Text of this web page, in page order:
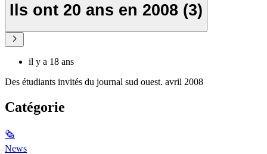
Ils ont 20 ans en 2008 (3)
il y a 18 ans
Des étudiants invités du journal sud ouest. avril 2008
Catégorie
🗞
News